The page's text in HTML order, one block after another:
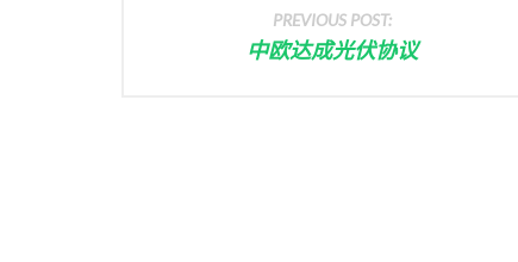
PREVIOUS POST:
中欧达成光伏协议